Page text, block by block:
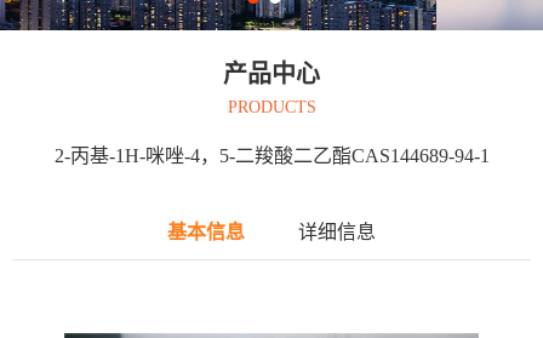
产品中心
PRODUCTS
2-丙基-1H-咪唑-4，5-二羧酸二乙酯CAS144689-94-1
基本信息 详细信息